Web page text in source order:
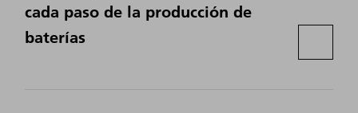
cada paso de la producción de
baterías